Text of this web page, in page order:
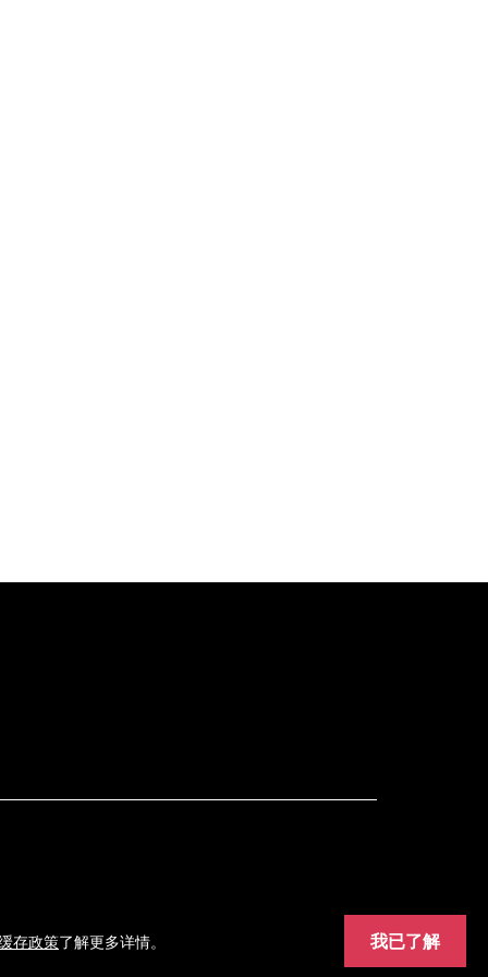
存政策了解更多详情。 我已了解